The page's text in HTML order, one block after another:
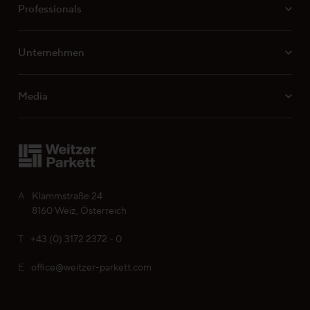
A
Klammstraße 24
8160 Weiz, Österreich
T +43 (0) 3172 2372 - 0
E office@weitzer-parkett.com
Professionals
Unternehmen
Media